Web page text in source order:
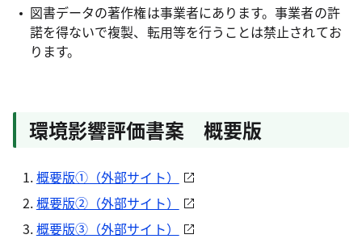
図書データの著作権は事業者にあります。事業者の許
諾を得ないで複製、転用等を行うことは禁止されてお
ります。
環境影響評価書案 概要版
概要版①（外部サイト）
概要版②（外部サイト）
概要版③（外部サイト）